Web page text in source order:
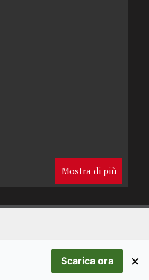
Mostra di più
Scarica ora ×